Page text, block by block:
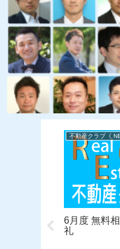
6月度 無料
礼